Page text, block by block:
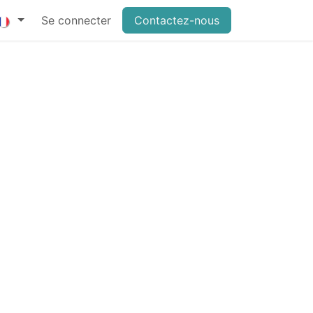
Se connecter Contactez-nous